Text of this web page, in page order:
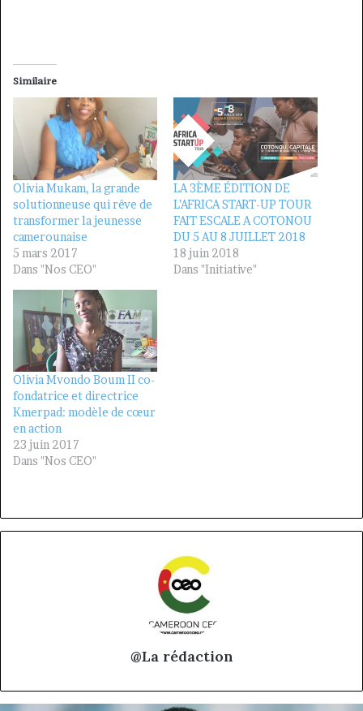
Similaire
Olivia Mukam, la grande
solutionneuse qui rêve de
transformer la jeunesse
camerounaise
5 mars 2017
Dans "Nos CEO"
LA 3ÈME ÉDITION DE
L’AFRICA START-UP TOUR
FAIT ESCALE A COTONOU
DU 5 AU 8 JUILLET 2018
18 juin 2018
Dans "Initiative"
Olivia Mvondo Boum II co-
fondatrice et directrice
Kmerpad: modèle de cœur
en action
23 juin 2017
Dans "Nos CEO"
@La rédaction